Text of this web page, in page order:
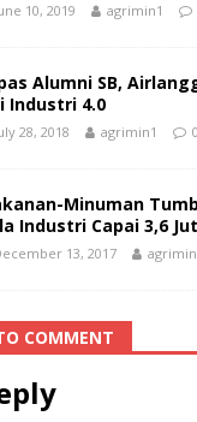
10, 2019 agrimin1
Alumni SB,
Industri 4.0
28, 2018 agrimin1 0
Minuman
Industri Capai 3,6
13, 2017
COMMENT